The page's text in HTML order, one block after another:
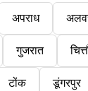
अपराध
गुजरात
टोंक डूंगरपुर